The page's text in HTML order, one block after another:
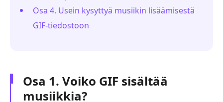
Osa 4. Usein kysyttyä musiikin lisäämisestä
GIF-tiedostoon
Osa 1. Voiko GIF sisältää
musiikkia?